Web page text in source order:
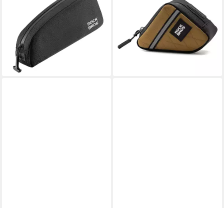
Oberrohr-Rahmentasche 0,9l
– Schwarz
21,95 € UVP 24,95 €
-12%
lieferbar - in 5-6 Werktagen bei dir
Fahrradrahmentasche 0,25 l
UVP 25,99 €
lieferbar - in 9-11 Werktagen bei
dir